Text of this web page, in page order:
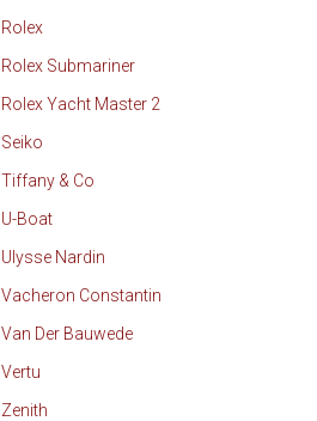
Rolex
Rolex Submariner
Rolex Yacht Master 2
Seiko
Tiffany & Co
U-Boat
Ulysse Nardin
Vacheron Constantin
Van Der Bauwede
Vertu
Zenith